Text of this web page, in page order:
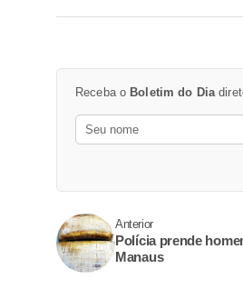
Receba o Boletim do Dia
Anterior
Polícia prende
Manaus